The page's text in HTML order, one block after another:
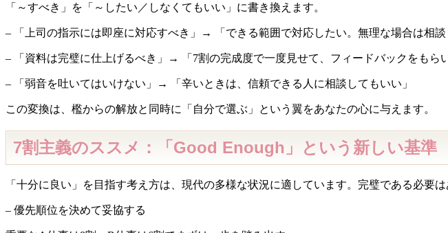
「～すべき」を「～したい／しなくてもいい」に書き換えます。
– 「上司の指示には即座に対応すべき」→ 「できる範囲で対応したい。無理な場合は相談
– 「資料は完璧に仕上げるべき」→ 「7割の完成度で一度見せて、フィードバックをもら
– 「弱音を吐いてはいけない」→ 「辛いときは、信頼できる人に相談してもいい」
この変換は、檻からの解放と同時に「自分で選ぶ」という翼をあなたの心に与えます。
7割主義のススメ：「Good Enough」という新しい基準
「十分に良い」を目指す考え方は、現代の多様な状況に適しています。完璧である必要
– 優先順位を決めて妥協する